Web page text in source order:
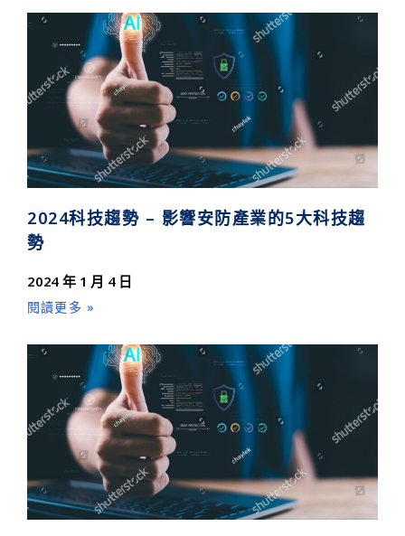
2024科技趨勢 – 影響安防產業的5大科技趨
勢
2024 年 1 月 4 日
閱讀更多 »